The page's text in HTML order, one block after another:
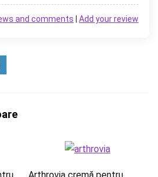
Add your review
and comments